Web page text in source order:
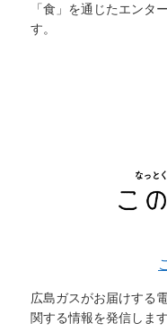
「食」を通じたエンタ
す。
広島ガスがお届けする
関する情報を発信します